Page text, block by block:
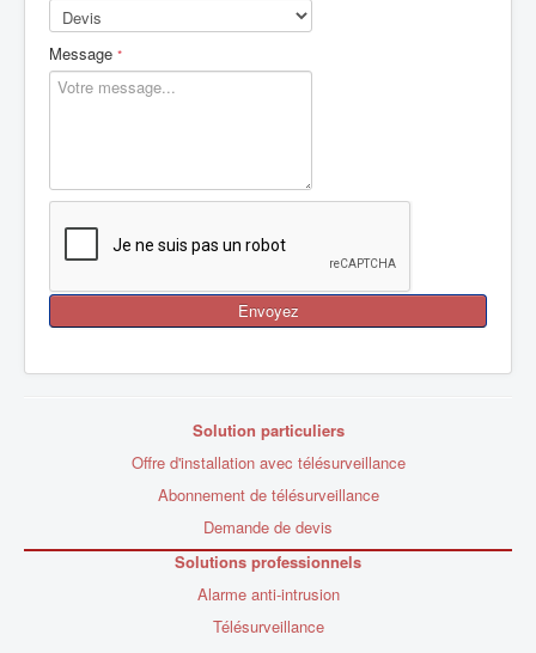
Message *
Envoyez
Solution particuliers
Offre d'installation avec télésurveillance
Abonnement de télésurveillance
Demande de devis
Solutions professionnels
Alarme anti-intrusion
Télésurveillance